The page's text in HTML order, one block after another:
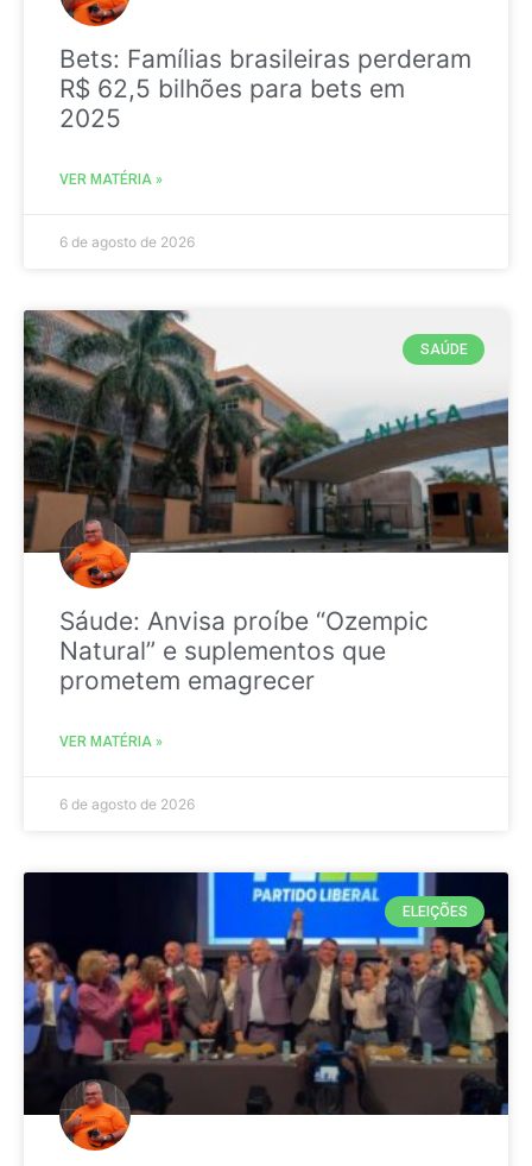
Bets: Famílias brasileiras perderam
R$ 62,5 bilhões para bets em
2025
VER MATÉRIA »
6 de agosto de 2026
SAÚDE
Sáude: Anvisa proíbe “Ozempic
Natural” e suplementos que
prometem emagrecer
VER MATÉRIA »
6 de agosto de 2026
ELEIÇÕES